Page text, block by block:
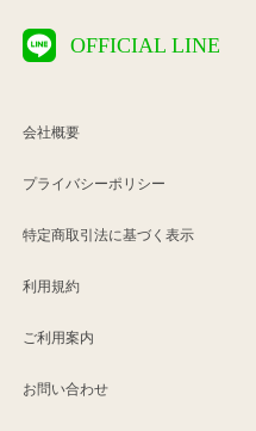
OFFICIAL LINE
会社概要
プライバシーポリシー
特定商取引法に基づく表示
利用規約
ご利用案内
お問い合わせ